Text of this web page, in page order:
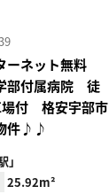
ーネット無料
部付属病院 徒
付 格安宇部市
件♪♪
25.92m²